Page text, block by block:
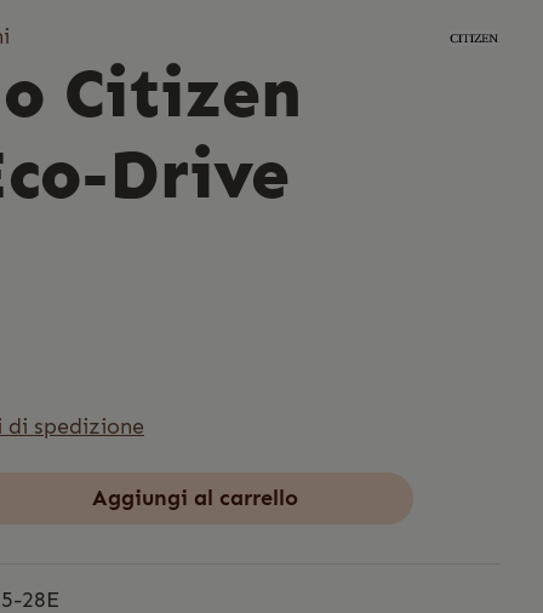
Citizen
Drive
di spedizione
Aggiungi al carrello
28E